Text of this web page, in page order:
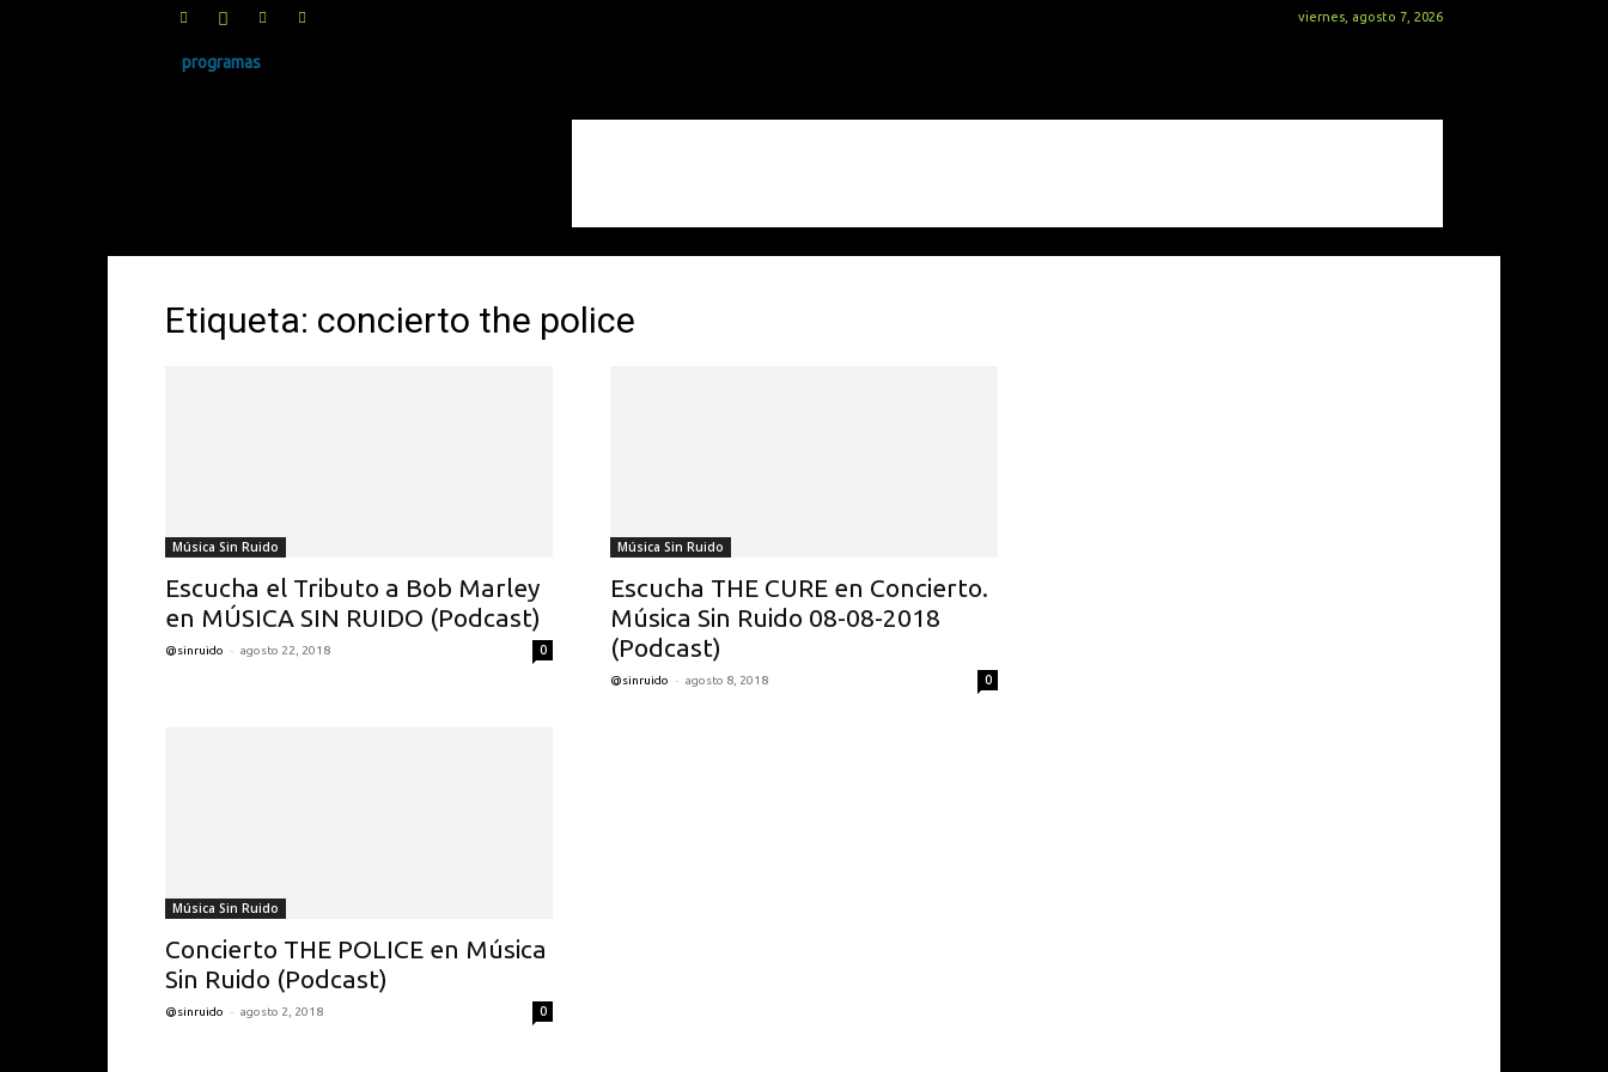
viernes, agosto 7, 2026
programas
Etiqueta: concierto the police
Música Sin Ruido
Escucha el Tributo a Bob Marley
en MÚSICA SIN RUIDO (Podcast)
@sinruido - agosto 22, 2018 0
Música Sin Ruido
Escucha THE CURE en Concierto.
Música Sin Ruido 08-08-2018
(Podcast)
@sinruido - agosto 8, 2018 0
Música Sin Ruido
Concierto THE POLICE en Música
Sin Ruido (Podcast)
@sinruido - agosto 2, 2018 0